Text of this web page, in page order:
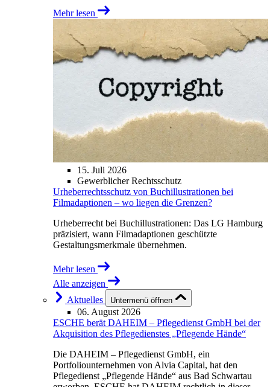
Mehr lesen
15. Juli 2026
Gewerblicher Rechtsschutz
Urheberrechtsschutz von Buchillustrationen bei
Filmadaptionen – wo liegen die Grenzen?
Urheberrecht bei Buchillustrationen: Das LG Hamburg
präzisiert, wann Filmadaptionen geschützte
Gestaltungsmerkmale übernehmen.
Mehr lesen
Alle anzeigen
Aktuelles
Untermenü öffnen
06. August 2026
ESCHE berät DAHEIM – Pflegedienst GmbH bei der
Akquisition des Pflegedienstes „Pflegende Hände“
Die DAHEIM – Pflegedienst GmbH, ein
Portfoliounternehmen von Alvia Capital, hat den
Pflegedienst „Pflegende Hände“ aus Bad Schwartau